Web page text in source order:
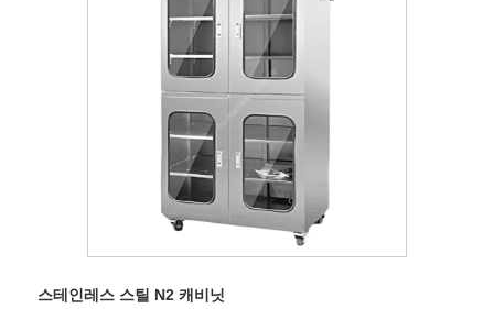
스테인레스 스틸 N2 캐비닛